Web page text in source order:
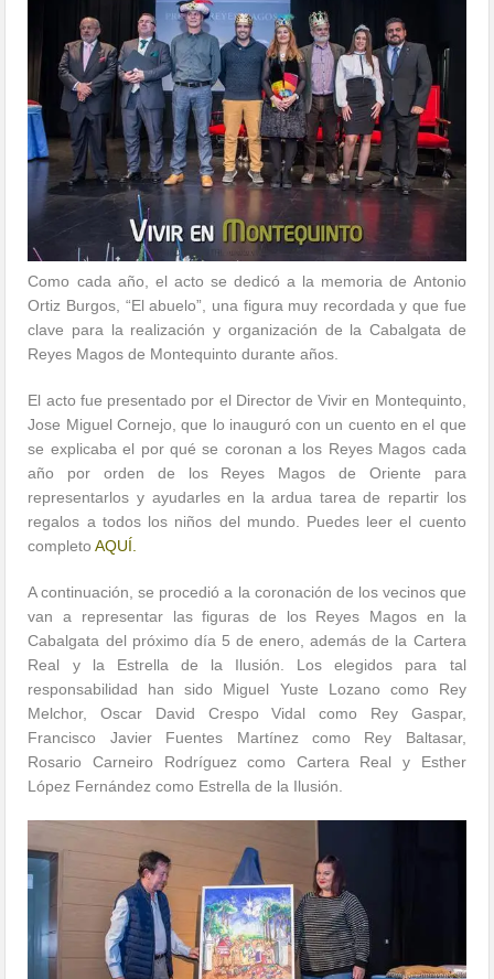
Como cada año, el acto se dedicó a la memoria de Antonio
Ortiz Burgos, “El abuelo”, una figura muy recordada y que fue
clave para la realización y organización de la Cabalgata de
Reyes Magos de Montequinto durante años.
El acto fue presentado por el Director de Vivir en Montequinto,
Jose Miguel Cornejo, que lo inauguró con un cuento en el que
se explicaba el por qué se coronan a los Reyes Magos cada
año por orden de los Reyes Magos de Oriente para
representarlos y ayudarles en la ardua tarea de repartir los
regalos a todos los niños del mundo. Puedes leer el cuento
completoAQUÍ.
A continuación, se procedió a la coronación de los vecinos que
van a representar las figuras de los Reyes Magos en la
Cabalgata del próximo día 5 de enero, además de la Cartera
Real y la Estrella de la Ilusión. Los elegidos para tal
responsabilidad han sido Miguel Yuste Lozano como Rey
Melchor, Oscar David Crespo Vidal como Rey Gaspar,
Francisco Javier Fuentes Martínez como Rey Baltasar,
Rosario Carneiro Rodríguez como Cartera Real y Esther
López Fernández como Estrella de la Ilusión.